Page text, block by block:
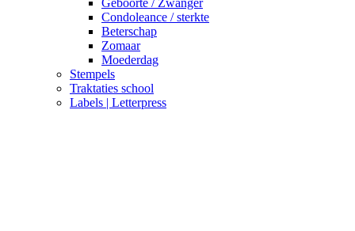
Geboorte / Zwanger
Condoleance / sterkte
Beterschap
Zomaar
Moederdag
Stempels
Traktaties school
Labels | Letterpress